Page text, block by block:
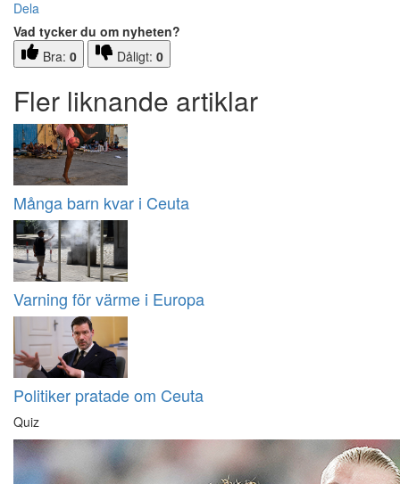
Dela
Vad tycker du om nyheten?
Bra: 0 Dåligt: 0
Fler liknande artiklar
Många barn kvar i Ceuta
Varning för värme i Europa
Politiker pratade om Ceuta
Quiz